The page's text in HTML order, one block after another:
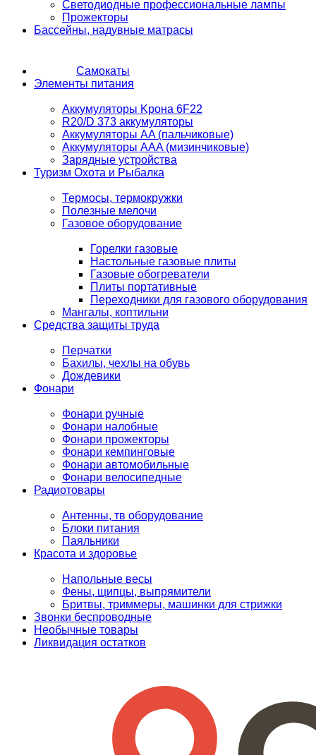
Светодиодные профессиональные лампы
Прожекторы
Бассейны, надувные матрасы
Самокаты
Элементы питания
Аккумуляторы Kрона 6F22
R20/D 373 аккумуляторы
Аккумуляторы AA (пальчиковые)
Аккумуляторы AAA (мизинчиковые)
Зарядные устройства
Туризм Охота и Рыбалка
Термосы, термокружки
Полезные мелочи
Газовое оборудование
Горелки газовые
Настольные газовые плиты
Газовые обогреватели
Плиты портативные
Переходники для газового оборудования
Мангалы, коптильни
Средства защиты труда
Перчатки
Бахилы, чехлы на обувь
Дождевики
Фонари
Фонари ручные
Фонари налобные
Фонари прожекторы
Фонари кемпинговые
Фонари автомобильные
Фонари велосипедные
Радиотовары
Антенны, тв оборудование
Блоки питания
Паяльники
Красота и здоровье
Напольные весы
Фены, щипцы, выпрямители
Бритвы, триммеры, машинки для стрижки
Звонки беспроводные
Необычные товары
Ликвидация остатков